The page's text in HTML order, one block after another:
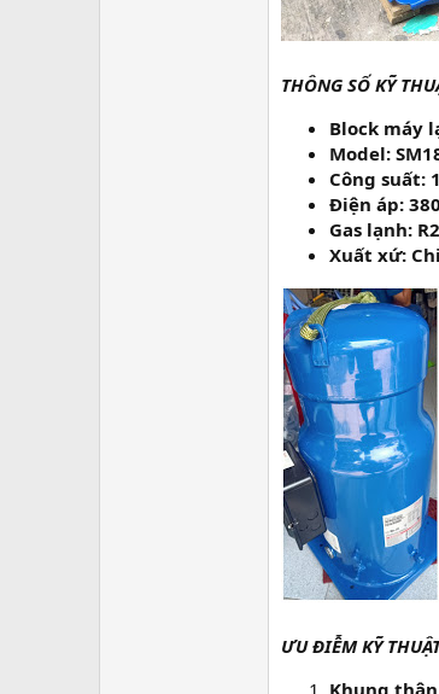
THÔNG SỐ KỸ
Block máy
Model:
Công suất:
Điện áp:
Gas lạnh:
Xuất xứ:
ƯU ĐIỄM KỸ
Khung